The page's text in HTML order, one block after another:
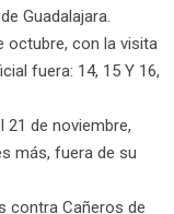
Guadalajara.
octubre, con la visita
fuera: 14, 15 Y 16,
21 de noviembre,
más, fuera de su
contra Cañeros de